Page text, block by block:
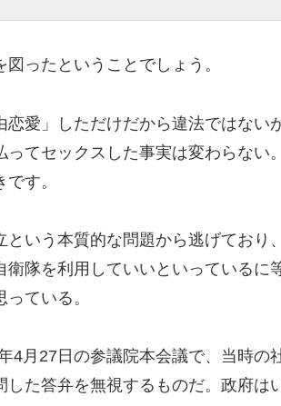
ったということでしょう。
恋愛」しただけだから違法ではない
てセックスした事実は変わらない
す。
という本質的な問題から逃げており
衛隊を利用していいといっているに
ている。
4月27日の参議院本会議で、当時の
した答弁を無視するものだ。政府は